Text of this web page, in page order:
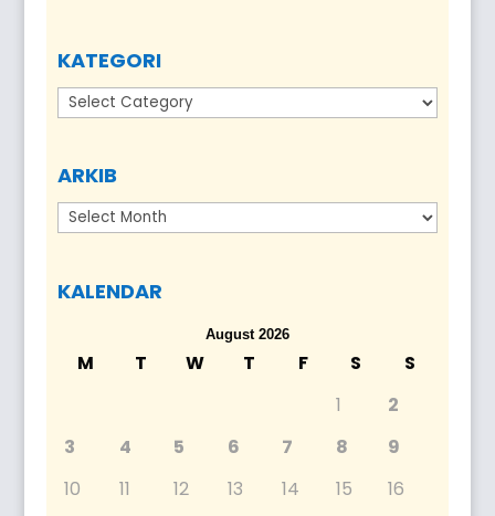
KATEGORI
Kategori
ARKIB
Arkib
KALENDAR
August 2026
M T W T F S
S
1
2
3
4 5 6 7 8
9
10
11 12 13 14 15
16